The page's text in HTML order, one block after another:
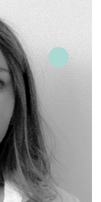
Digitale +
et 5 ans Chef
novateurs avec
évidemment